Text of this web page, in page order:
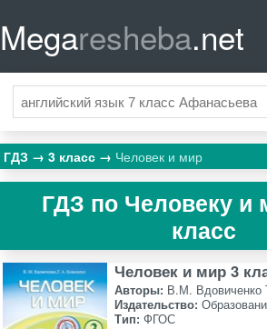
Megaresheba.net
ГДЗ 3 класс Человек и мир
ГДЗ по Человеку и
класс
Человек и мир 3
Авторы: В.М. Вдовиченко
Издательство:
Тип: ФГОС